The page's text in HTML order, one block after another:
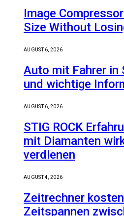
Image
Size Without
AUGUST 6, 2026
Auto mit Fahrer in
und wichtige
AUGUST 6, 2026
STIG ROCK
mit Diamanten
verdienen
AUGUST 4, 2026
Zeitrechner
Zeitspannen